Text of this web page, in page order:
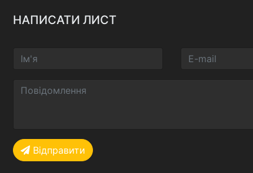
НАПИСАТИ ЛИСТ
Відправити